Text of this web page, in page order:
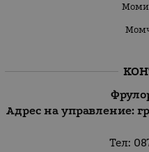
Адрес на управление:
Тел: